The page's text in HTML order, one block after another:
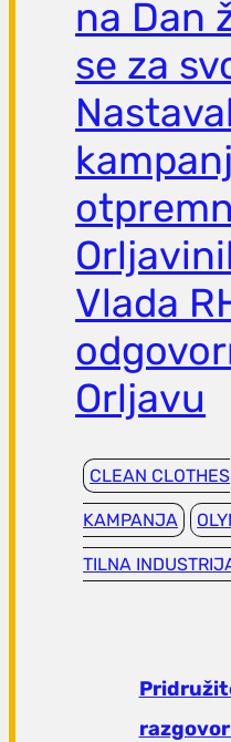
na Dan
se za
Vlada
Orljavu
CLEAN CLOTHES
KAMPANJA
TILNA